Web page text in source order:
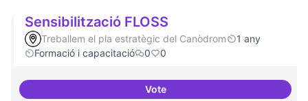
Sensibilització FLOSS
Treballem el pla estratègic del Canòdrom
1 any
Formació i capacitació
0 0
VoteSensibilització FLOSS